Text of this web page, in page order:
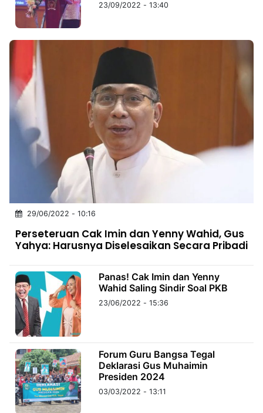
23/09/2022 - 13:40
29/06/2022 - 10:16
Perseteruan Cak Imin dan Yenny Wahid, Gus
Yahya: Harusnya Diselesaikan Secara Pribadi
Panas! Cak Imin dan Yenny
Wahid Saling Sindir Soal PKB
23/06/2022 - 15:36
Forum Guru Bangsa Tegal
Deklarasi Gus Muhaimin
Presiden 2024
03/03/2022 - 13:11